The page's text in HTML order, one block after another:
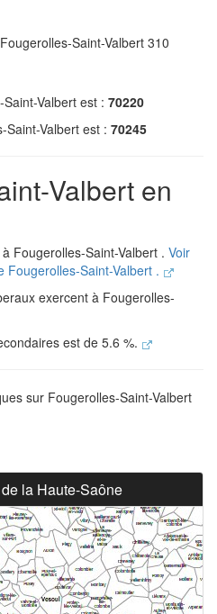
Saint-Valbert 310
Valbert est : 70220
Saint-Valbert est : 70245
Valbert en
Fougerolles-Saint-Valbert . Voir
Fougerolles-Saint-Valbert .
exercent à Fougerolles-
est de 5.6 %.
sur Fougerolles-Saint-Valbert
la Haute-Saône